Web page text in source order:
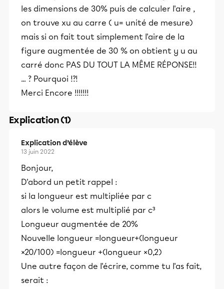
les dimensions de 30% puis de calculer l'aire ,
on trouve xu au carre ( u= unité de mesure)
mais si on fait tout simplement l'aire de la
figure augmentée de 30 % on obtient y u au
carré donc PAS DU TOUT LA MÊME RÉPONSE!!
... ? Pourquoi !?!
Merci Encore !!!!!!!
Explication (1)
Explication d’élève
13 juin 2022
Bonjour,
D'abord un petit rappel :
si la longueur est multipliée par c
alors le volume est multiplié par c³
Longueur augmentée de 20%
Nouvelle longueur =longueur+(longueur
×20/100) =longueur +(longueur ×0,2)
Une autre façon de l'écrire, comme tu l'as fait,
serait :